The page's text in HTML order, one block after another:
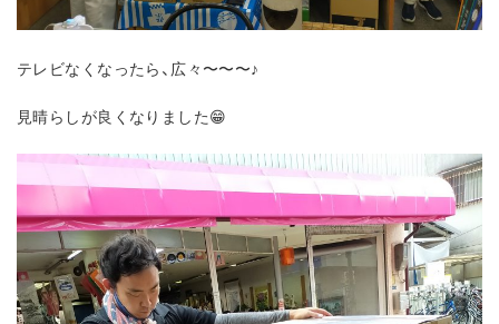
テレビなくなったら、広々〜〜〜♪
見晴らしが良くなりました😁